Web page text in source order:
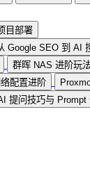
目部署
Google SEO 到 AI
群晖 NAS 进阶玩
配置进阶
提问技巧与 Prompt